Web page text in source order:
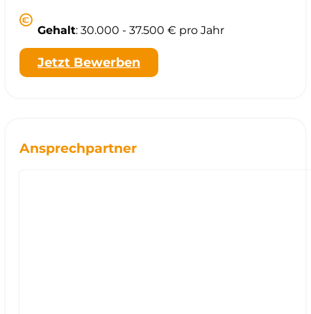
Gehalt: 30.000 - 37.500 € pro Jahr
Jetzt Bewerben
Ansprechpartner